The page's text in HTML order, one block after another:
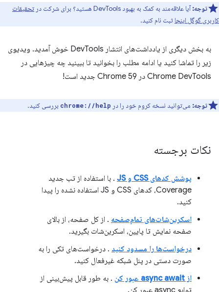
توجه:آیا علاقه‌مند به کمک به بهبود DevTools هستید؟ برای شرکت در
تحقیقات
کاربری گوگل اینجا ثبت نام کنید.
به بخش دیگری از یادداشت‌های انتشار DevTools خوش آمدید. ویدیوی
زیر را تماشا کنید یا ادامه مطلب را بخوانید تا ببینید چه چیزهایی در
Chrome DevTools در Chrome 59 جدید است!
توجه: می‌توانید نسخه کروم خود را در chrome://help بررسی کنید.
نکات برجسته
پوشش کدهای CSS و JS
. با استفاده از تب جدید
Coverage، کدهای CSS و JS استفاده نشده را پیدا
کنید.
اسکرین‌شات‌های تمام‌صفحه . از کل صفحه، از بالای
صفحه نمایش تا پایین، اسکرین‌شات بگیرید.
درخواست‌ها را مسدود کنید . درخواست‌های تکی را به
صورت دستی در پنل شبکه غیرفعال کنید.
از async await عبور کن
. به طور قابل پیش‌بینی از
توابع async عبور کن.